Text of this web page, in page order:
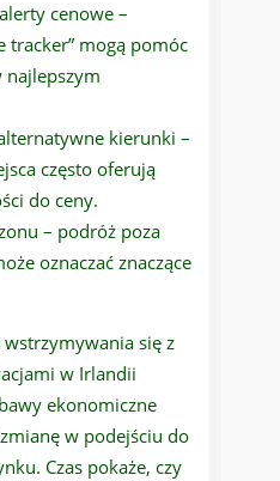
cenowe –
tracker” mogą pomóc
najlepszym
kierunki –
często oferują
do ceny.
– podróż poza
oznaczać znaczące
się z
w Irlandii
ekonomiczne
w podejściu do
Czas pokaże, czy